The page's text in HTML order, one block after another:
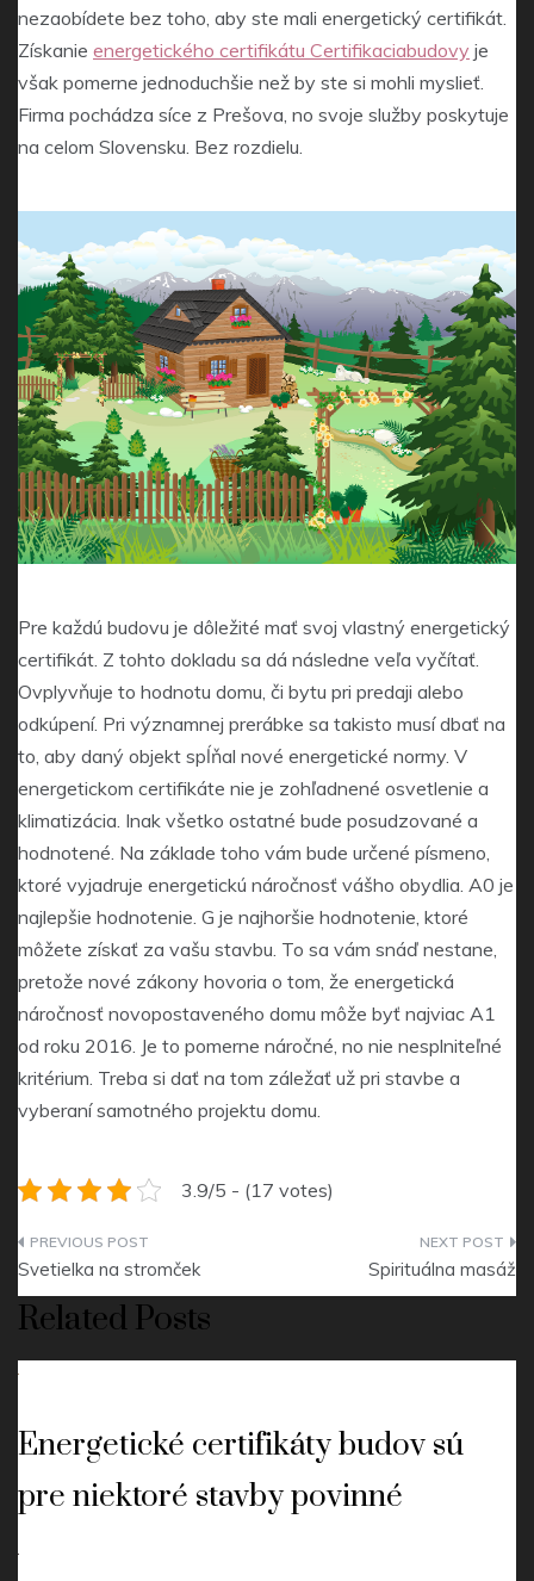
nezaobídete bez toho, aby ste mali energetický certifikát.
Získanie energetického certifikátu Certifikaciabudovy je
však pomerne jednoduchšie než by ste si mohli myslieť.
Firma pochádza síce z Prešova, no svoje služby poskytuje
na celom Slovensku. Bez rozdielu.
Pre každú budovu je dôležité mať svoj vlastný energetický
certifikát. Z tohto dokladu sa dá následne veľa vyčítať.
Ovplyvňuje to hodnotu domu, či bytu pri predaji alebo
odkúpení. Pri významnej prerábke sa takisto musí dbať na
to, aby daný objekt spĺňal nové energetické normy. V
energetickom certifikáte nie je zohľadnené osvetlenie a
klimatizácia. Inak všetko ostatné bude posudzované a
hodnotené. Na základe toho vám bude určené písmeno,
ktoré vyjadruje energetickú náročnosť vášho obydlia. A0 je
najlepšie hodnotenie. G je najhoršie hodnotenie, ktoré
môžete získať za vašu stavbu. To sa vám snáď nestane,
pretože nové zákony hovoria o tom, že energetická
náročnosť novopostaveného domu môže byť najviac A1
od roku 2016. Je to pomerne náročné, no nie nesplniteľné
kritérium. Treba si dať na tom záležať už pri stavbe a
vyberaní samotného projektu domu.
3.9/5 - (17 votes)
Navigace
pro
Svetielka na stromček Spirituálna masáž
Related Posts
Energetické certifikáty budov sú
pre niektoré stavby povinné